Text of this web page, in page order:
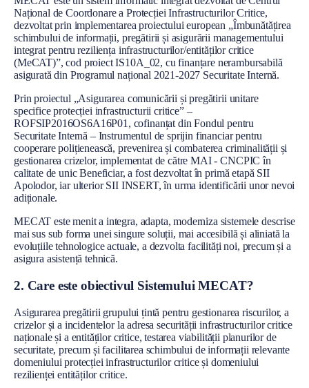
Național de Coordonare a Protecției Infrastructurilor Critice,
dezvoltat prin implementarea proiectului european „Îmbunătățirea
schimbului de informații, pregătirii și asigurării managementului
integrat pentru reziliența infrastructurilor/entităților critice
(MeCAT)”, cod proiect IS10A_02, cu finanțare nerambursabilă
asigurată din Programul național 2021-2027 Securitate Internă.
Prin proiectul „Asigurarea comunicării și pregătirii unitare
specifice protecției infrastructurii critice” –
ROFSIP2016OS6A16P01, cofinanțat din Fondul pentru
Securitate Internă – Instrumentul de sprijin financiar pentru
cooperare polițienească, prevenirea și combaterea criminalității și
gestionarea crizelor, implementat de către MAI - CNCPIC în
calitate de unic Beneficiar, a fost dezvoltat în primă etapă SII
Apolodor, iar ulterior SII INSERT, în urma identificării unor nevoi
adiționale.
MECAT este menit a integra, adapta, moderniza sistemele descrise
mai sus sub forma unei singure soluții, mai accesibilă și aliniată la
evoluțiile tehnologice actuale, a dezvolta facilități noi, precum și a
asigura asistență tehnică.
2. Care este obiectivul Sistemului MECAT?
Asigurarea pregătirii grupului țintă pentru gestionarea riscurilor, a
crizelor și a incidentelor la adresa securității infrastructurilor critice
naționale și a entităților critice, testarea viabilității planurilor de
securitate, precum și facilitarea schimbului de informații relevante
domeniului protecției infrastructurilor critice și domeniului
rezilienței entităților critice.